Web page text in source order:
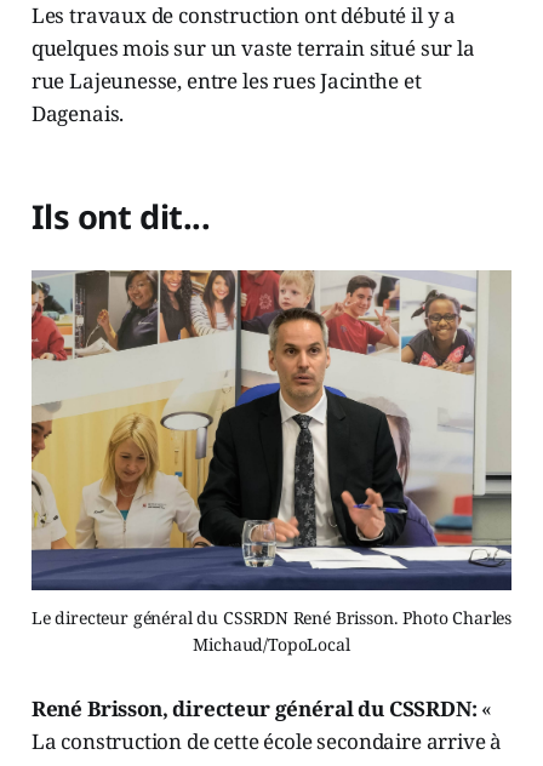
Les travaux de construction ont débuté il y a
quelques mois sur un vaste terrain situé sur la
rue Lajeunesse, entre les rues Jacinthe et
Dagenais.
Ils ont dit...
Le directeur général du CSSRDN René Brisson. Photo Charles
Michaud/TopoLocal
René Brisson, directeur général du CSSRDN: «
La construction de cette école secondaire arrive à